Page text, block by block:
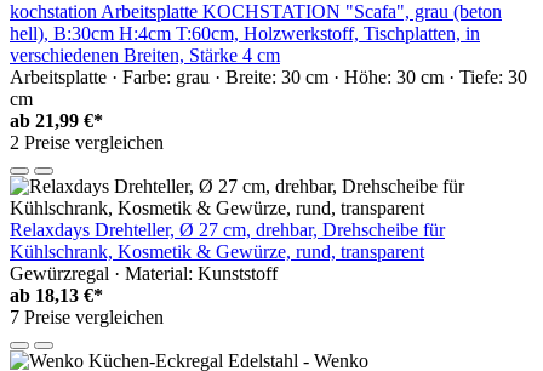
kochstation Arbeitsplatte KOCHSTATION "Scafa", grau (beton
hell), B:30cm H:4cm T:60cm, Holzwerkstoff, Tischplatten, in
verschiedenen Breiten, Stärke 4 cm
Arbeitsplatte · Farbe: grau · Breite: 30 cm · Höhe: 30 cm · Tiefe: 30
cm
ab 21,99 €*
2 Preise vergleichen
Relaxdays Drehteller, Ø 27 cm, drehbar, Drehscheibe für
Kühlschrank, Kosmetik & Gewürze, rund, transparent
Gewürzregal · Material: Kunststoff
ab 18,13 €*
7 Preise vergleichen